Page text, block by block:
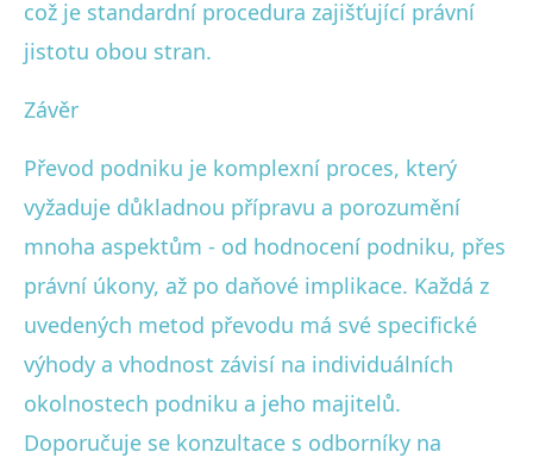
což je standardní procedura zajišťující právní
jistotu obou stran.
Závěr
Převod podniku je komplexní proces, který
vyžaduje důkladnou přípravu a porozumění
mnoha aspektům - od hodnocení podniku, přes
právní úkony, až po daňové implikace. Každá z
uvedených metod převodu má své specifické
výhody a vhodnost závisí na individuálních
okolnostech podniku a jeho majitelů.
Doporučuje se konzultace s odborníky na